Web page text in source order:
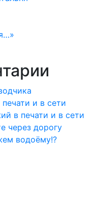
и в сети
в печати и в сети
через дорогу
водоёму!?